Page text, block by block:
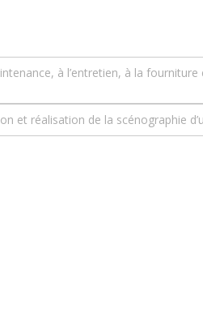
à l’entretien, à la
et réalisation de la scénographie